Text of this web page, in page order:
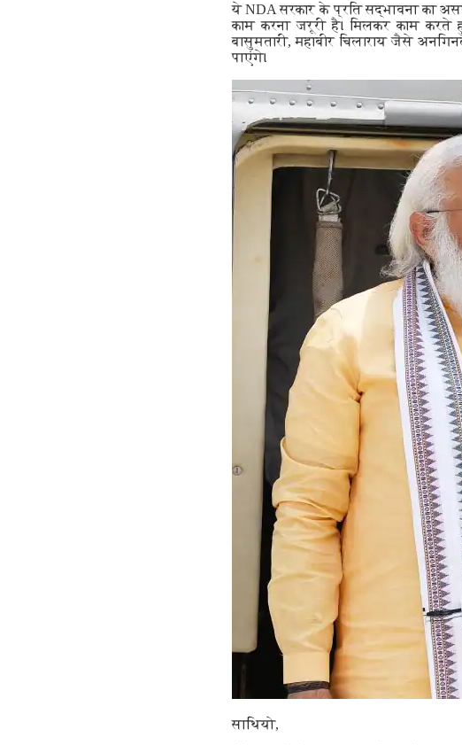
ये NDA सरकार के प्रति सद्भावना का
काम करना जरूरी है। मिलकर काम करते
बासुमतारी, महाबीर चिलाराय जैसे
पाएंगे।
साथियो,